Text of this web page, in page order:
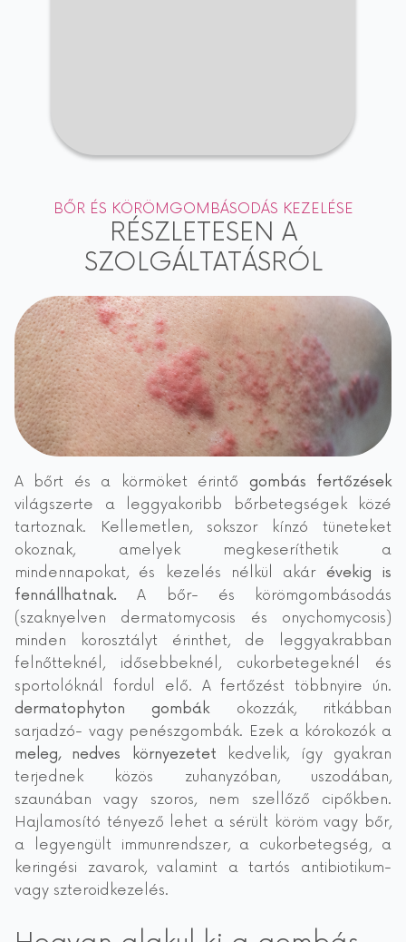
BŐR ÉS KÖRÖMGOMBÁSODÁS KEZELÉSE
RÉSZLETESEN A
SZOLGÁLTATÁSRÓL
A bőrt és a körmöket érintő gombás fertőzések
világszerte a leggyakoribb bőrbetegségek közé
tartoznak. Kellemetlen, sokszor kínzó tüneteket
okoznak, amelyek megkeseríthetik a
mindennapokat, és kezelés nélkül akár évekig is
fennállhatnak. A bőr- és körömgombásodás
(szaknyelven dermatomycosis és onychomycosis )
minden korosztályt érinthet, de leggyakrabban
felnőtteknél, idősebbeknél, cukorbetegeknél és
sportolóknál fordul elő. A fertőzést többnyire ún.
dermatophyton gombákokozzák, ritkábban
sarjadzó- vagy penészgombák. Ezek a kórokozók a
meleg, nedves környezetet kedvelik, így gyakran
terjednek közös zuhanyzóban, uszodában,
szaunában vagy szoros, nem szellőző cipőkben.
Hajlamosító tényező lehet a sérült köröm vagy bőr,
a legyengült immunrendszer, a cukorbetegség, a
keringési zavarok, valamint a tartós antibiotikum-
vagy szteroidkezelés.